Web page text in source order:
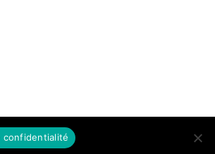
confidentialité